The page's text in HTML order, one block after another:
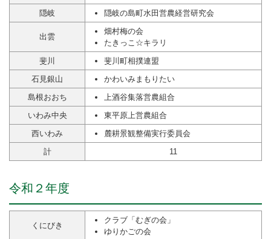
隠岐
隠岐の島町水田営農経営研究会
出雲
畑村梅の会
たきっこ☆キラリ
斐川
斐川町相撲連盟
石見銀山
かわいみまもりたい
島根おおち
上酒谷集落営農組合
いわみ中央
東平原上営農組合
西いわみ
麓耕景観整備実行委員会
計
11
令和２年度
くにびき
クラブ「むぎの会」
ゆりかごの会